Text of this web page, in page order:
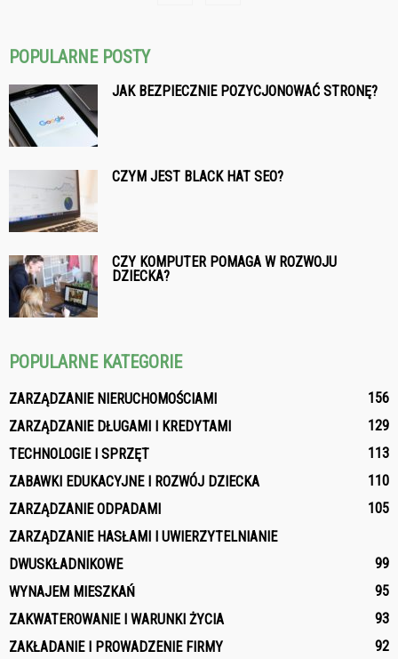
POPULARNE POSTY
JAK BEZPIECZNIE POZYCJONOWAĆ STRONĘ?
CZYM JEST BLACK HAT SEO?
CZY KOMPUTER POMAGA W ROZWOJU
DZIECKA?
POPULARNE KATEGORIE
ZARZĄDZANIE NIERUCHOMOŚCIAMI
156
ZARZĄDZANIE DŁUGAMI I KREDYTAMI
129
TECHNOLOGIE I SPRZĘT
113
ZABAWKI EDUKACYJNE I ROZWÓJ DZIECKA
110
ZARZĄDZANIE ODPADAMI
105
ZARZĄDZANIE HASŁAMI I UWIERZYTELNIANIE
DWUSKŁADNIKOWE
99
WYNAJEM MIESZKAŃ
95
ZAKWATEROWANIE I WARUNKI ŻYCIA
93
ZAKŁADANIE I PROWADZENIE FIRMY
92